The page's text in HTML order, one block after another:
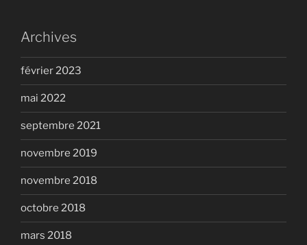
Archives
février 2023
mai 2022
septembre 2021
novembre 2019
novembre 2018
octobre 2018
mars 2018